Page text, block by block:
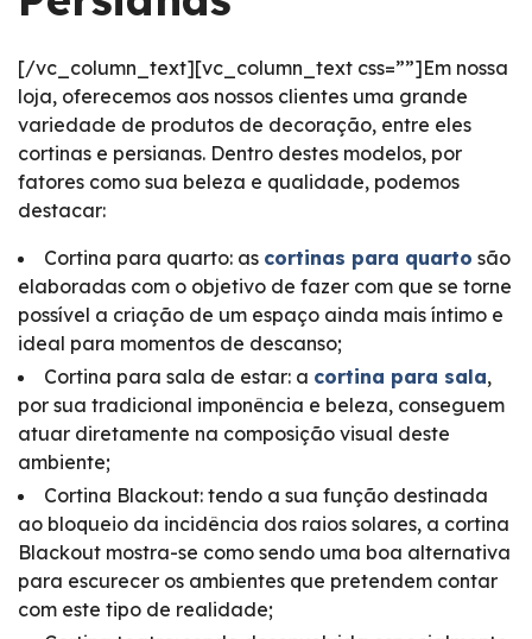
[/vc_column_text][vc_column_text css=””]Em nossa
loja, oferecemos aos nossos clientes uma grande
variedade de produtos de decoração, entre eles
cortinas e persianas. Dentro destes modelos, por
fatores como sua beleza e qualidade, podemos
destacar:
Cortina para quarto: as cortinas para quarto são
elaboradas com o objetivo de fazer com que se torne
possível a criação de um espaço ainda mais íntimo e
ideal para momentos de descanso;
Cortina para sala de estar: a cortina para sala,
por sua tradicional imponência e beleza, conseguem
atuar diretamente na composição visual deste
ambiente;
Cortina Blackout: tendo a sua função destinada
ao bloqueio da incidência dos raios solares, a cortina
Blackout mostra-se como sendo uma boa alternativa
para escurecer os ambientes que pretendem contar
com este tipo de realidade;